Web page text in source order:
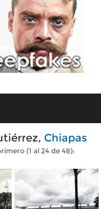
Chiapas
(1 al 24 de 48):